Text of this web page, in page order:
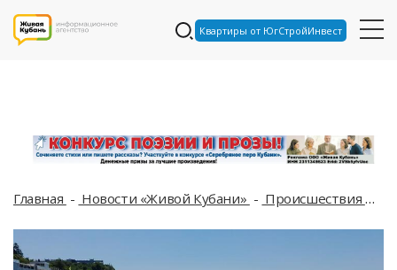
Квартиры от ЮгСтройИнвест
Главная Новости «Живой Кубани» Происшествия